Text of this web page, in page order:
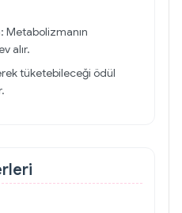
Metabolizmanın
alır.
tüketebileceği ödül